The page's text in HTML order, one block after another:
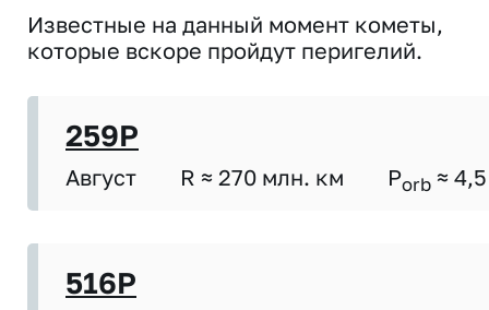
Известные на данный момент кометы,
которые вскоре пройдут перигелий.
259P
Август R ≈ 270 млн. км Porb ≈ 4,5
516P